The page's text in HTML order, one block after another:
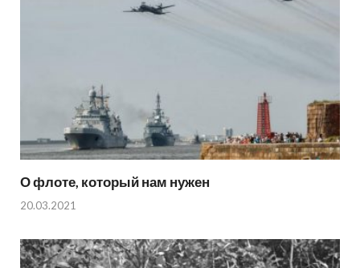
О флоте, который нам нужен
20.03.2021